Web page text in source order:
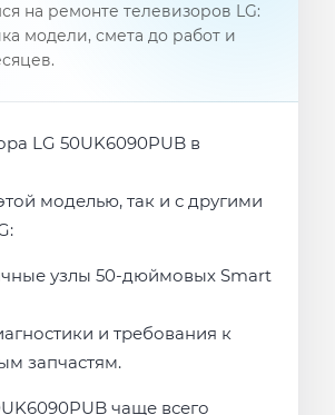
на ремонте телевизоров LG:
модели, смета до работ и
LG 50UK6090PUB в
моделью, так и с другими
узлы 50-дюймовых Smart
и требования к
запчастям.
чаще всего